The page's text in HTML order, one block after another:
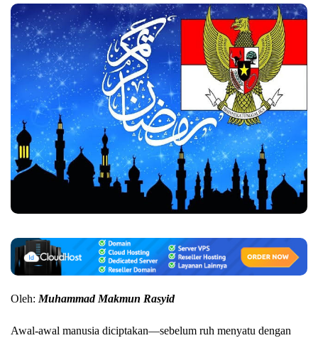
Oleh:Muhammad Makmun Rasyid
Awal-awal manusia diciptakan—sebelum ruh menyatu dengan